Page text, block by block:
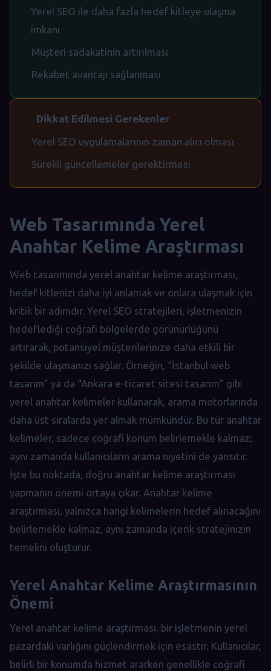
Yerel SEO ile daha fazla hedef kitleye ulaşma
imkanı
Müşteri sadakatinin artırılması
Rekabet avantajı sağlanması
Dikkat Edilmesi Gerekenler
Yerel SEO uygulamalarının zaman alıcı olması
Sürekli güncellemeler gerektirmesi
Web Tasarımında Yerel
Anahtar Kelime Araştırması
Web tasarımında yerel anahtar kelime araştırması,
hedef kitlenizi daha iyi anlamak ve onlara ulaşmak için
kritik bir adımdır. Yerel SEO stratejileri, işletmenizin
hedeflediği coğrafi bölgelerde görünürlüğünü
artırarak, potansiyel müşterilerinize daha etkili bir
şekilde ulaşmanızı sağlar. Örneğin, “İstanbul web
tasarım” ya da “Ankara e-ticaret sitesi tasarım” gibi
yerel anahtar kelimeler kullanarak, arama motorlarında
daha üst sıralarda yer almak mümkündür. Bu tür anahtar
kelimeler, sadece coğrafi konum belirlemekle kalmaz;
aynı zamanda kullanıcıların arama niyetini de yansıtır.
İşte bu noktada, doğru anahtar kelime araştırması
yapmanın önemi ortaya çıkar. Anahtar kelime
araştırması, yalnızca hangi kelimelerin hedef alınacağını
belirlemekle kalmaz, aynı zamanda içerik stratejinizin
temelini oluşturur.
Yerel Anahtar Kelime Araştırmasının
Önemi
Yerel anahtar kelime araştırması, bir işletmenin yerel
pazardaki varlığını güçlendirmek için esastır. Kullanıcılar,
belirli bir konumda hizmet ararken genellikle coğrafi